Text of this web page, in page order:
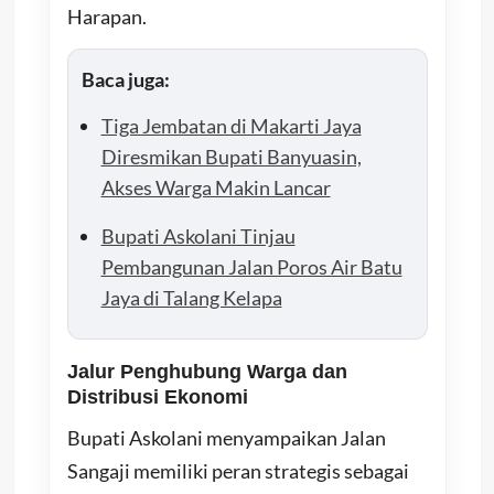
Harapan.
Baca juga:
Tiga Jembatan di Makarti Jaya
Diresmikan Bupati Banyuasin,
Akses Warga Makin Lancar
Bupati Askolani Tinjau
Pembangunan Jalan Poros Air Batu
Jaya di Talang Kelapa
Jalur Penghubung Warga dan
Distribusi Ekonomi
Bupati Askolani menyampaikan Jalan
Sangaji memiliki peran strategis sebagai